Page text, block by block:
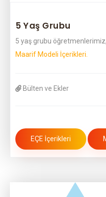
5 Yaş Grubu
5 yaş grubu
Maarif Modeli İçerikleri.
Bülten ve Ekler
EÇE İçerikleri